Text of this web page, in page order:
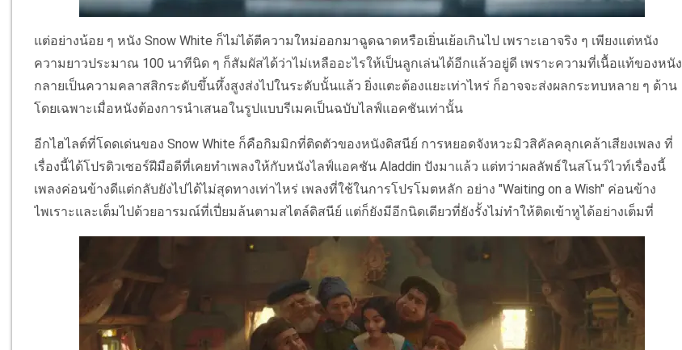
แต่อย่างน้อย ๆ หนัง Snow White ก็ไม่ได้ตีความใหม่ออกมาฉูดฉาดหรือเยิ่นเย้อเกินไป เพราะเอาจริง ๆ เพียงแต่หนัง
ความยาวประมาณ 100 นาทีนิด ๆ ก็สัมผัสได้ว่าไม่เหลืออะไรให้เป็นลูกเล่นได้อีกแล้วอยู่ดี เพราะความที่เนื้อแท้ของหนัง
กลายเป็นความคลาสสิกระดับขึ้นหึ้งสูงส่งไปในระดับนั้นแล้ว ยิ่งแตะต้องแยะเท่าไหร่ ก็อาจจะส่งผลกระทบหลาย ๆ ด้าน
โดยเฉพาะเมื่อหนังต้องการนำเสนอในรูปแบบรีเมคเป็นฉบับไลฟ์แอคชันเท่านั้น
อีกไฮไลต์ที่โดดเด่นของ Snow White ก็คือกิมมิกที่ติดตัวของหนังดิสนีย์ การหยอดจังหวะมิวสิคัลคลุกเคล้าเสียงเพลง ที่
เรื่องนี้ได้โปรดิวเซอร์ฝีมือดีที่เคยทำเพลงให้กับหนังไลฟ์แอคชัน Aladdin ปังมาแล้ว แต่ทว่าผลลัพธ์ในสโนว์ไวท์เรื่องนี้
เพลงค่อนข้างดีแต่กลับยังไปได้ไม่สุดทางเท่าไหร่ เพลงที่ใช้ในการโปรโมตหลัก อย่าง "Waiting on a Wish" ค่อนข้าง
ไพเราะและเต็มไปด้วยอารมณ์ที่เปี่ยมล้นตามสไตล์ดิสนีย์ แต่ก็ยังมีอีกนิดเดียวที่ยังรั้งไม่ทำให้ติดเข้าหูได้อย่างเต็มที่